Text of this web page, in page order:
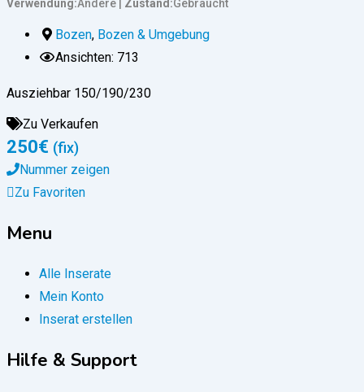
Verwendung Andere Zustand Gebraucht
Bozen, Bozen & Umgebung
Ansichten: 713
Ausziehbar 150/190/230
Zu Verkaufen
250€ (fix)
Nummer zeigen
Zu Favoriten
Menu
Alle Inserate
Mein Konto
Inserat erstellen
Hilfe & Support